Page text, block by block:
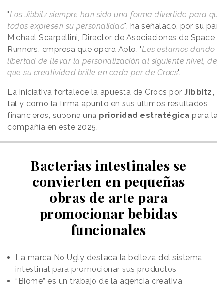
"Los Jibbitz siempre han sido una forma divertida para
todos expresen su personalidad", ha señalado, por su
Michael Scarpellini, Director de Asociaciones de Space
Runners, empresa que opera Ablo. "Les estamos dando
libertad de llevar la personalización al siguiente nivel,
que su creatividad brille en cada par de Crocs".
La iniciativa fortalece la apuesta de Crocs por Jibbitz,
tal y como la firma apuntó en sus últimos resultados
financieros, supone una prioridad estratégica para
compañía en este 2025.
Bacterias intestinales se
convierten en pequeñas
obras de arte para
promocionar bebidas
funcionales
La marca No Ugly destaca la belleza del sistema
intestinal para promocionar sus productos
“Biome” es un trabajo de la agencia creativa